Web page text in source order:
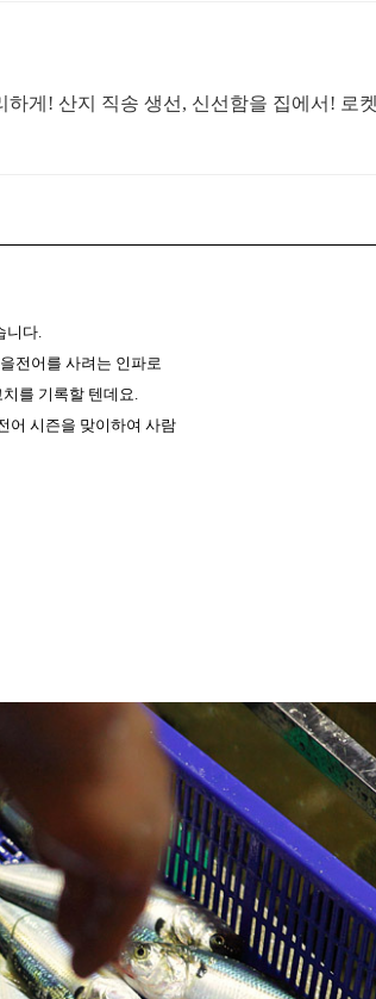
게! 산지 직송 생선, 신선함을 집에서! 로
니다.
전어를 사려는 인파로
를 기록할 텐데요.
어 시즌을 맞이하여 사람